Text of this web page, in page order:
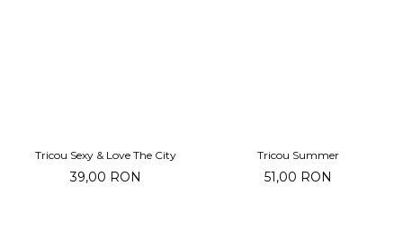
Tricou Sexy & Love The City
39,00 RON
Tricou Summer
51,00 RON